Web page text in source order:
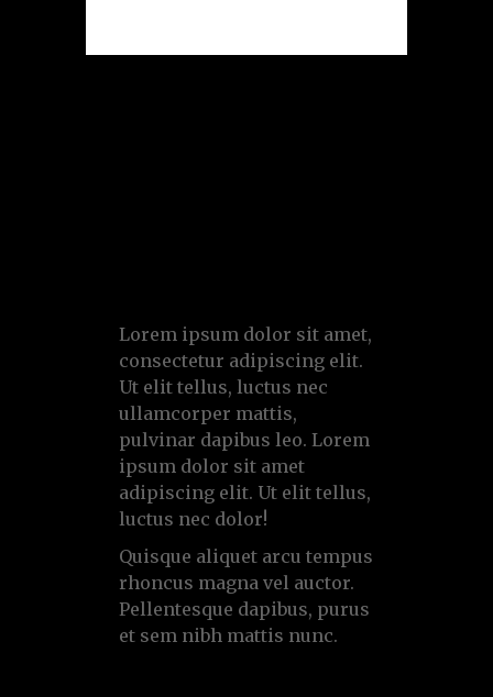
Lorem ipsum dolor sit amet,
consectetur adipiscing elit.
Ut elit tellus, luctus nec
ullamcorper mattis,
pulvinar dapibus leo. Lorem
ipsum dolor sit amet
adipiscing elit. Ut elit tellus,
luctus nec dolor!
Quisque aliquet arcu tempus
rhoncus magna vel auctor.
Pellentesque dapibus, purus
et sem nibh mattis nunc.